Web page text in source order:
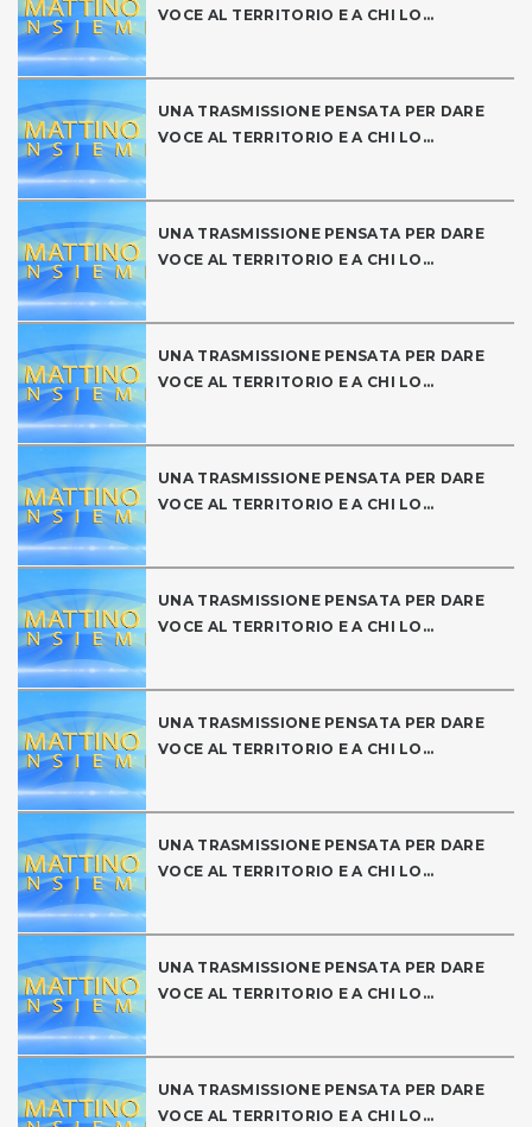
VOCE AL TERRITORIO E A CHI LO...
UNA TRASMISSIONE PENSATA PER DARE
VOCE AL TERRITORIO E A CHI LO...
UNA TRASMISSIONE PENSATA PER DARE
VOCE AL TERRITORIO E A CHI LO...
UNA TRASMISSIONE PENSATA PER DARE
VOCE AL TERRITORIO E A CHI LO...
UNA TRASMISSIONE PENSATA PER DARE
VOCE AL TERRITORIO E A CHI LO...
UNA TRASMISSIONE PENSATA PER DARE
VOCE AL TERRITORIO E A CHI LO...
UNA TRASMISSIONE PENSATA PER DARE
VOCE AL TERRITORIO E A CHI LO...
UNA TRASMISSIONE PENSATA PER DARE
VOCE AL TERRITORIO E A CHI LO...
UNA TRASMISSIONE PENSATA PER DARE
VOCE AL TERRITORIO E A CHI LO...
UNA TRASMISSIONE PENSATA PER DARE
VOCE AL TERRITORIO E A CHI LO...